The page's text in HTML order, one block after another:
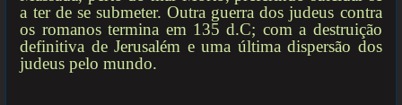
a ter de se submeter. Outra guerra dos judeus contra
os romanos termina em 135 d.C; com a destruição
definitiva de Jerusalém e uma última dispersão dos
judeus pelo mundo.